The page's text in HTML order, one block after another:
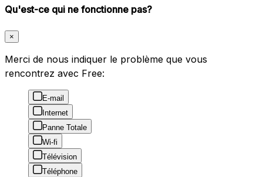
Qu'est-ce qui ne fonctionne pas?
×
Merci de nous indiquer le problème que vous
rencontrez avec Free:
E-mail
Internet
Panne Totale
Wi-fi
Télévision
Téléphone